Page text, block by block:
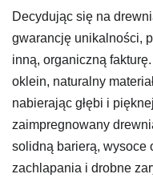
Decydując się na
gwarancję unikalności,
inną, organiczną
oklein, naturalny
nabierając głębi i
zaimpregnowany
solidną barierą, wysoce
zachlapania i drobne